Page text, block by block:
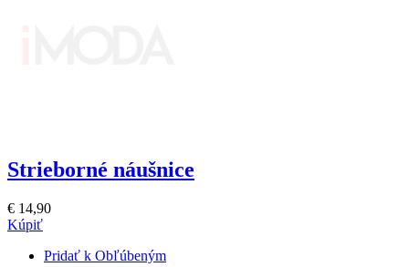
Strieborné náušnice
€ 14,90
Kúpiť
Pridať k Obľúbeným